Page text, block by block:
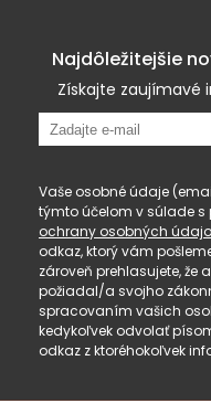
Najdôležitejšie
Získajte zaujímavé
Vaše osobné údaje
týmto účelom v súlade
ochrany osobných
odkaz, ktorý vám
zároveň prehlasujete, že
požiadal/a svojho
spracovaním vašich
kedykoľvek odvolať
odkaz z ktoréhokoľvek